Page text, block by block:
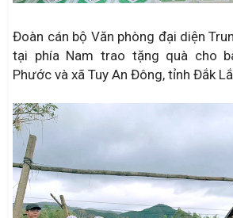
Đoàn cán bộ Văn phòng đại diện
tại phía Nam trao tặng quà cho
Phước và xã Tuy An Đông, tỉnh Đắk